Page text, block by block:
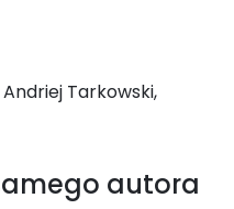
Tarkowski,
autora